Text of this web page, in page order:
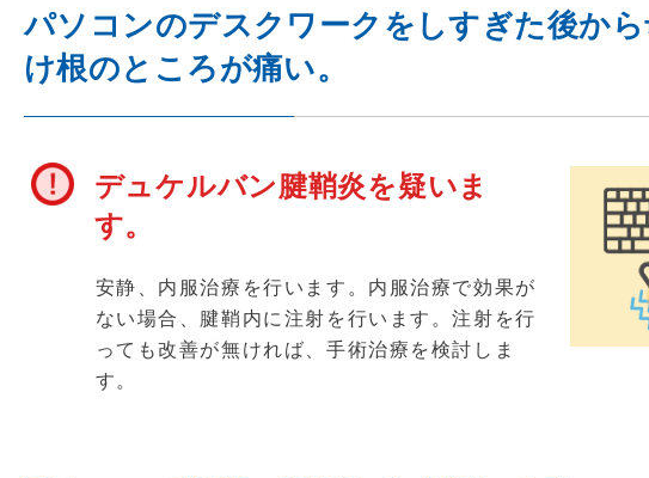
パソコンのデスクワークをしすぎた後か
け根のところが痛い。
デュケルバン腱鞘炎を疑いま
す。
安静、内服治療を行います。内服治療で効果が
ない場合、腱鞘内に注射を行います。注射を行
っても改善が無ければ、手術治療を検討しま
す。